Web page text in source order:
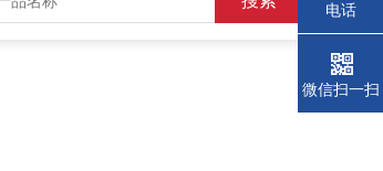
电话
微信扫一扫